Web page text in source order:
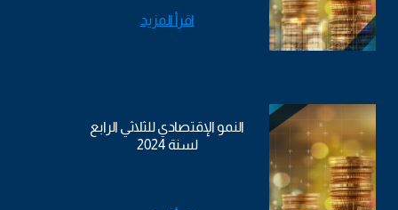
اقرأ المزيد
النمو الإقتصادي للثلاثي الرابع
لسنة 2024